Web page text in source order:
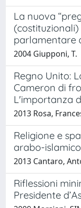
La nuova
(costituzionali)
parlamentare
2004 Giupponi, T.
Regno Unito:
Cameron di
L'importanza
2013 Rosa,
Religione e
arabo-islamico
2013 Cantaro,
Riflessioni
Presidente